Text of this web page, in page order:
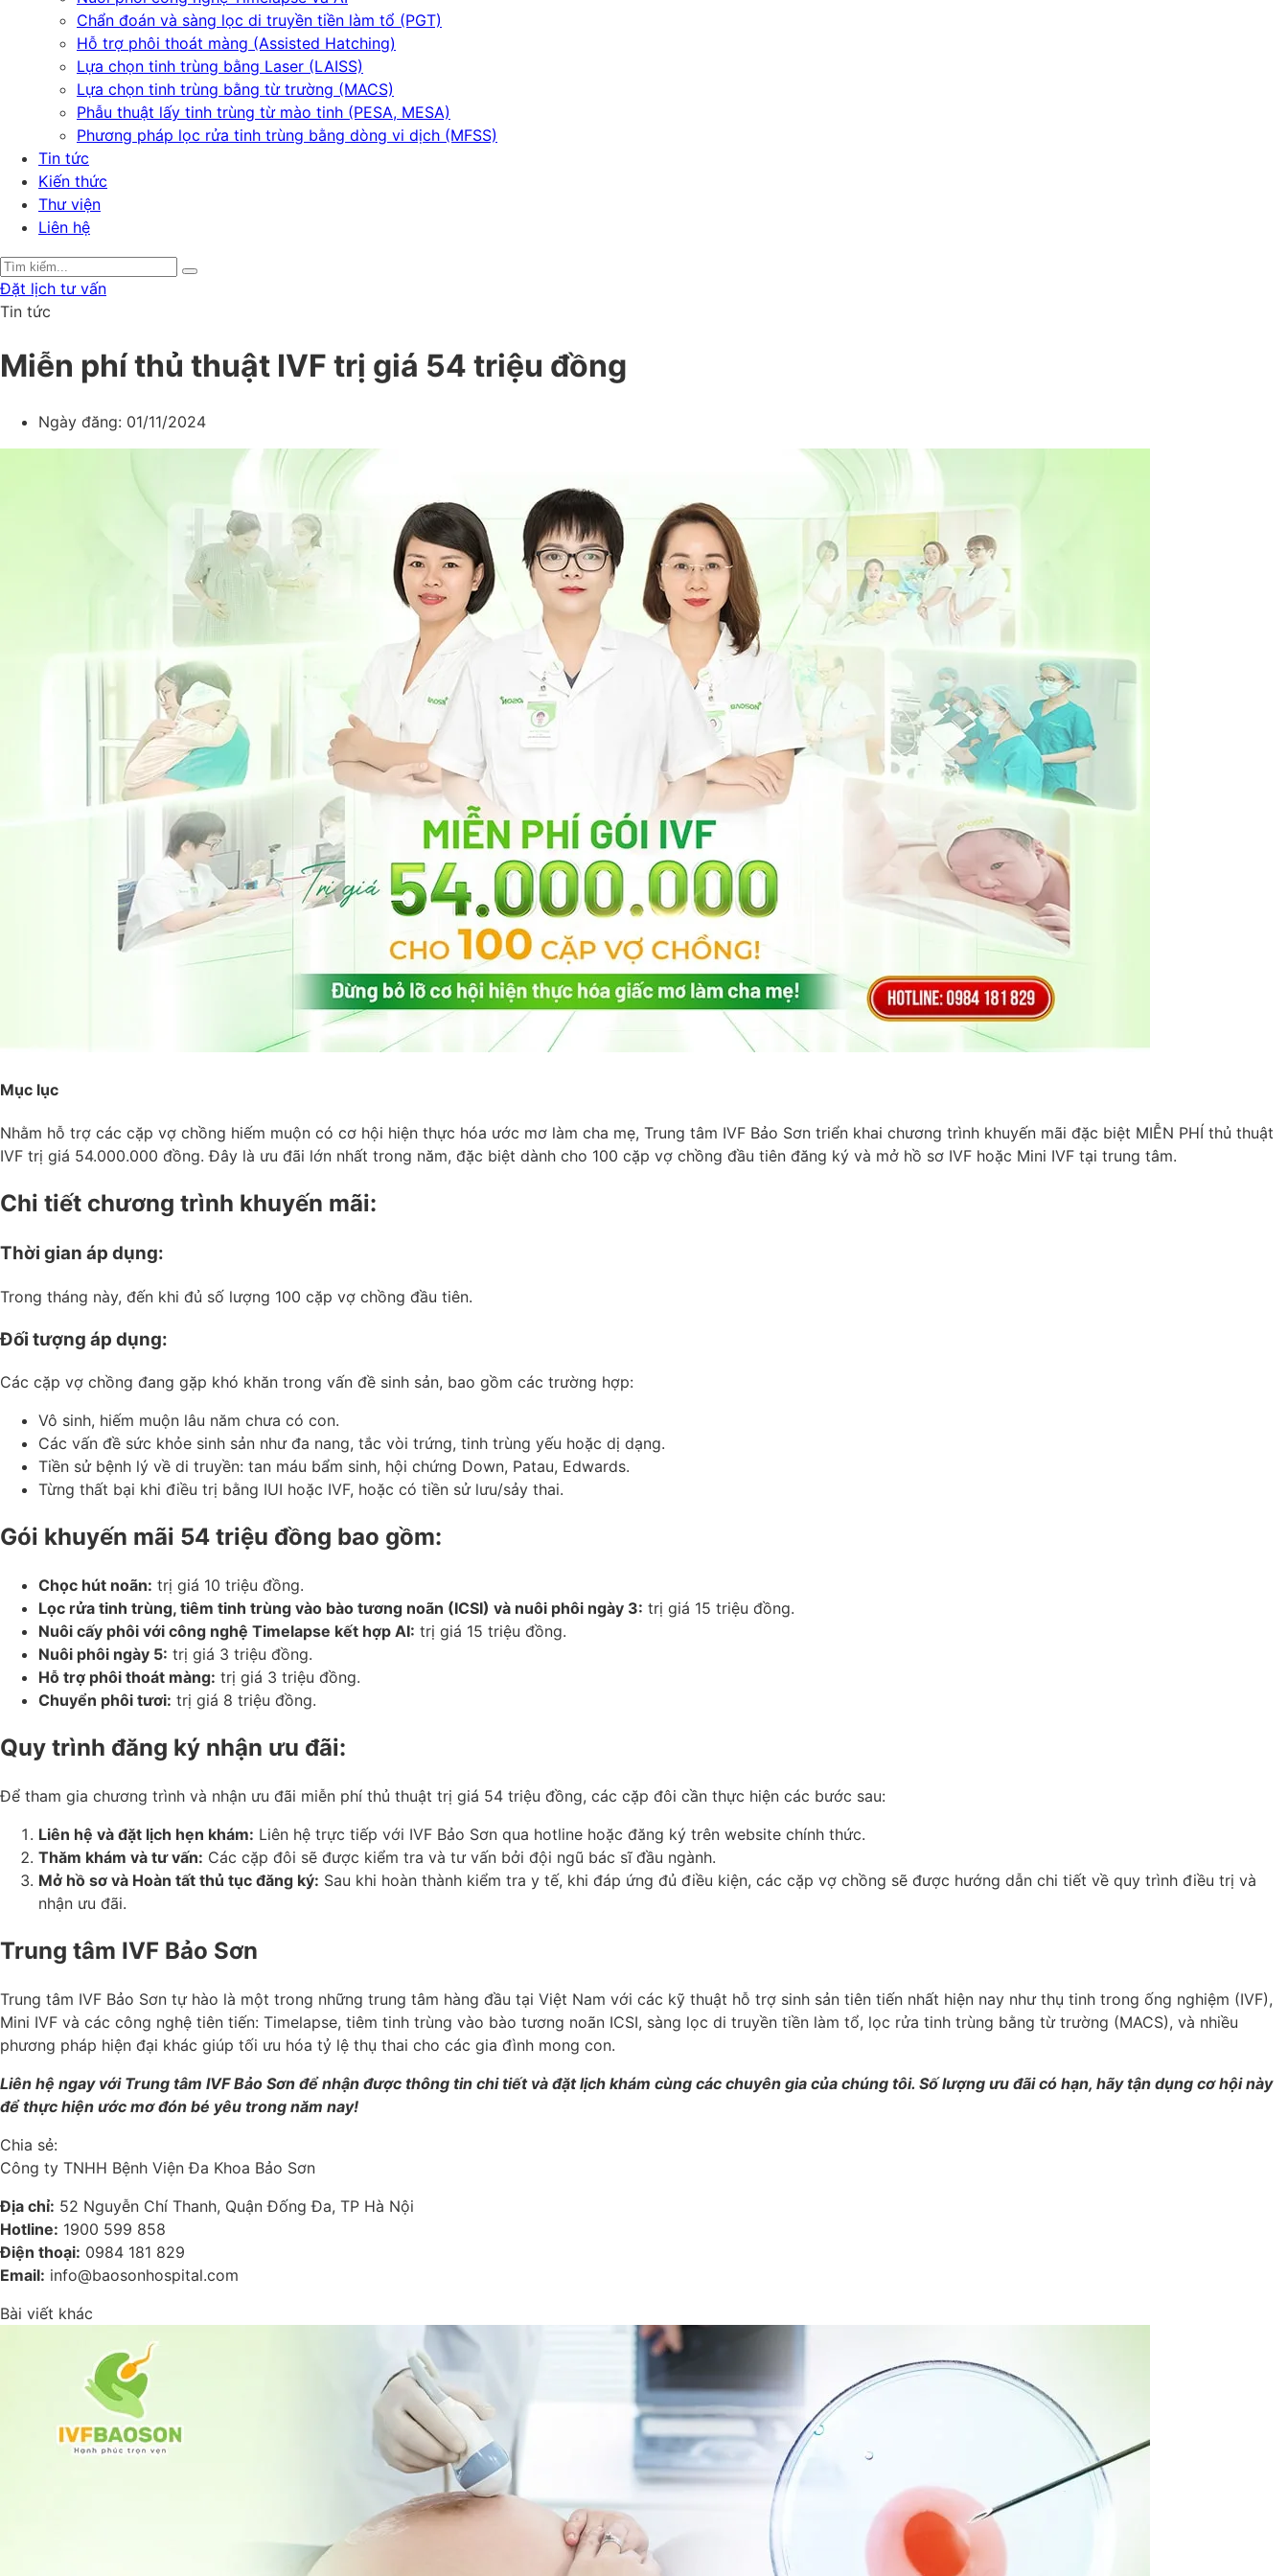
Chẩn đoán và sàng lọc di truyền tiền làm tổ (PGT)
Hỗ trợ phôi thoát màng (Assisted Hatching)
Lựa chọn tinh trùng bằng Laser (LAISS)
Lựa chọn tinh trùng bằng từ trường (MACS)
Phẫu thuật lấy tinh trùng từ mào tinh (PESA, MESA)
Phương pháp lọc rửa tinh trùng bằng dòng vi dịch (MFSS)
Tin tức
Kiến thức
Thư viện
Liên hệ
Đặt lịch tư vấn
Tin tức
Miễn phí thủ thuật IVF trị giá 54 triệu đồng
Ngày đăng: 01/11/2024
Mục lục
Nhằm hỗ trợ các cặp vợ chồng hiếm muộn có cơ hội hiện thực hóa ước mơ làm cha mẹ, Trung tâm IVF Bảo Sơn triển khai chương trình khuyến mãi đặc biệt MIỄN PHÍ thủ thuật
IVF trị giá 54.000.000 đồng. Đây là ưu đãi lớn nhất trong năm, đặc biệt dành cho 100 cặp vợ chồng đầu tiên đăng ký và mở hồ sơ IVF hoặc Mini IVF tại trung tâm.
Chi tiết chương trình khuyến mãi:
Thời gian áp dụng:
Trong tháng này, đến khi đủ số lượng 100 cặp vợ chồng đầu tiên.
Đối tượng áp dụng:
Các cặp vợ chồng đang gặp khó khăn trong vấn đề sinh sản, bao gồm các trường hợp:
Vô sinh, hiếm muộn lâu năm chưa có con.
Các vấn đề sức khỏe sinh sản như đa nang, tắc vòi trứng, tinh trùng yếu hoặc dị dạng.
Tiền sử bệnh lý về di truyền: tan máu bẩm sinh, hội chứng Down, Patau, Edwards.
Từng thất bại khi điều trị bằng IUI hoặc IVF, hoặc có tiền sử lưu/sảy thai​​.
Gói khuyến mãi 54 triệu đồng bao gồm:
Chọc hút noãn: trị giá 10 triệu đồng.
Lọc rửa tinh trùng, tiêm tinh trùng vào bào tương noãn (ICSI) và nuôi phôi ngày 3: trị giá 15 triệu đồng.
Nuôi cấy phôi với công nghệ Timelapse kết hợp AI: trị giá 15 triệu đồng.
Nuôi phôi ngày 5: trị giá 3 triệu đồng.
Hỗ trợ phôi thoát màng: trị giá 3 triệu đồng.
Chuyển phôi tươi: trị giá 8 triệu đồng.
Quy trình đăng ký nhận ưu đãi:
Để tham gia chương trình và nhận ưu đãi miễn phí thủ thuật trị giá 54 triệu đồng, các cặp đôi cần thực hiện các bước sau:
Liên hệ và đặt lịch hẹn khám: Liên hệ trực tiếp với IVF Bảo Sơn qua hotline hoặc đăng ký trên website chính thức.
Thăm khám và tư vấn: Các cặp đôi sẽ được kiểm tra và tư vấn bởi đội ngũ bác sĩ đầu ngành.
Mở hồ sơ và Hoàn tất thủ tục đăng ký: Sau khi hoàn thành kiểm tra y tế, khi đáp ứng đủ điều kiện, các cặp vợ chồng sẽ được hướng dẫn chi tiết về quy trình điều trị và
nhận ưu đãi.
Trung tâm IVF Bảo Sơn
Trung tâm IVF Bảo Sơn tự hào là một trong những trung tâm hàng đầu tại Việt Nam với các kỹ thuật hỗ trợ sinh sản tiên tiến nhất hiện nay như thụ tinh trong ống nghiệm (IVF),
Mini IVF và các công nghệ tiên tiến: Timelapse, tiêm tinh trùng vào bào tương noãn ICSI, sàng lọc di truyền tiền làm tổ, lọc rửa tinh trùng bằng từ trường (MACS), và nhiều
phương pháp hiện đại khác giúp tối ưu hóa tỷ lệ thụ thai cho các gia đình mong con​​​.
Liên hệ ngay với Trung tâm IVF Bảo Sơn để nhận được thông tin chi tiết và đặt lịch khám cùng các chuyên gia của chúng tôi. Số lượng ưu đãi có hạn, hãy tận dụng cơ hội này
để thực hiện ước mơ đón bé yêu trong năm nay!
Chia sẻ:
Công ty TNHH Bệnh Viện Đa Khoa Bảo Sơn
Địa chỉ: 52 Nguyễn Chí Thanh, Quận Đống Đa, TP Hà Nội
Hotline: 1900 599 858
Điện thoại: 0984 181 829
Email: info@baosonhospital.com
Bài viết khác